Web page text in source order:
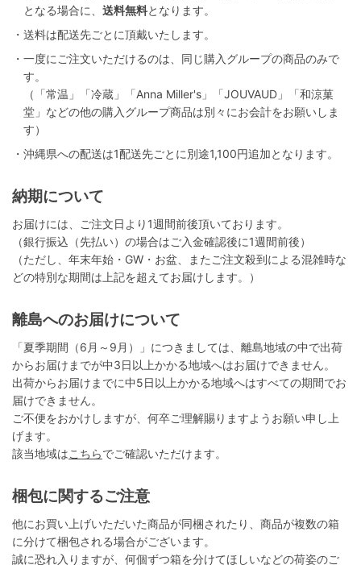
となる場合に、 送料無料となります。
・送料は配送先ごとに頂戴いたします。
・一度にご注文いただけるのは、同じ購入グループの商品のみで
す。
（「常温」「冷蔵」「Anna Miller's」「JOUVAUD」「和涼菓
堂」などの他の購入グループ商品は別々にお会計をお願いしま
す）
・沖縄県への配送は1配送先ごとに別途1,100円追加となります。
納期について
お届けには、ご注文日より1週間前後頂いております。
（銀行振込（先払い）の場合はご入金確認後に1週間前後）
（ただし、年末年始・GW・お盆、またご注文殺到による混雑時な
どの特別な期間は上記を超えてお届けします。）
離島へのお届けについて
「夏季期間（6月～9月）」につきましては、離島地域の中で出荷
からお届けまでが中3日以上かかる地域へはお届けできません。
出荷からお届けまでに中5日以上かかる地域へはすべての期間でお
届けできません。
ご不便をおかけしますが、何卒ご理解賜りますようお願い申し上
げます。
該当地域はこちらでご確認いただけます。
梱包に関するご注意
他にお買い上げいただいた商品が同梱されたり、商品が複数の箱
に分けて梱包される場合がございます。
誠に恐れ入りますが、何個ずつ箱を分けてほしいなどの荷姿のご